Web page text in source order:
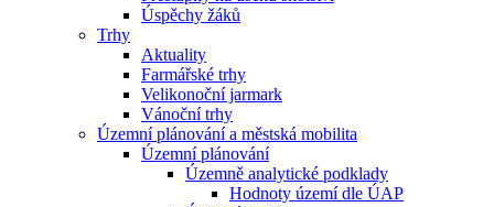
Úspěchy žáků
Trhy
Aktuality
Farmářské trhy
Velikonoční jarmark
Vánoční trhy
Územní plánování a městská mobilita
Územní plánování
Územně analytické podklady
Hodnoty území dle ÚAP